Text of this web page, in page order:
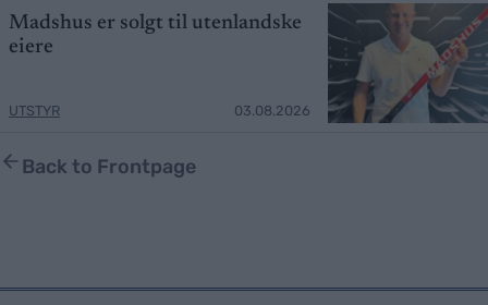
Madshus er solgt til utenlandske
eiere
UTSTYR 03.08.2026
Back to Frontpage